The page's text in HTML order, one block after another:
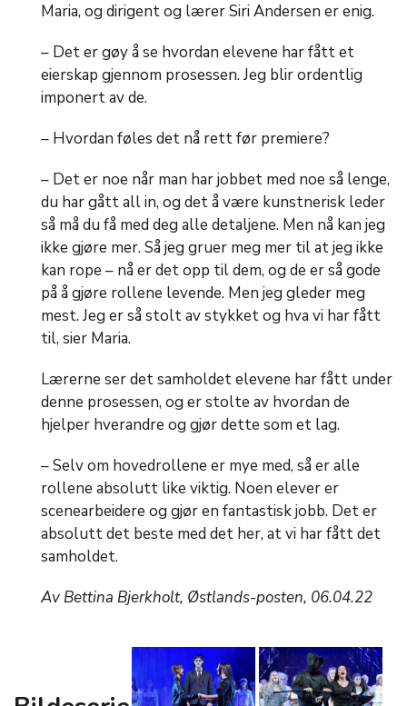
Maria, og dirigent og lærer Siri Andersen er enig.
– Det er gøy å se hvordan elevene har fått et
eierskap gjennom prosessen. Jeg blir ordentlig
imponert av de.
– Hvordan føles det nå rett før premiere?
– Det er noe når man har jobbet med noe så lenge,
du har gått all in, og det å være kunstnerisk leder
så må du få med deg alle detaljene. Men nå kan jeg
ikke gjøre mer. Så jeg gruer meg mer til at jeg ikke
kan rope – nå er det opp til dem, og de er så gode
på å gjøre rollene levende. Men jeg gleder meg
mest. Jeg er så stolt av stykket og hva vi har fått
til, sier Maria.
Lærerne ser det samholdet elevene har fått under
denne prosessen, og er stolte av hvordan de
hjelper hverandre og gjør dette som et lag.
– Selv om hovedrollene er mye med, så er alle
rollene absolutt like viktig. Noen elever er
scenearbeidere og gjør en fantastisk jobb. Det er
absolutt det beste med det her, at vi har fått det
samholdet.
Av Bettina Bjerkholt, Østlands-posten, 06.04.22